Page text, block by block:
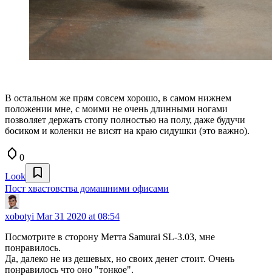
В остальном же прям совсем хорошо, в самом нижнем
положении мне, с моими не очень длинными ногами
позволяет держать стопу полностью на полу, даже будучи
босиком и коленки не висят на краю сидушки (это важно).
0
Look
Пост хвастовства домашними офисами
xobotyi Mar 31 2020 at 08:54
Посмотрите в сторону Метта Samurai SL-3.03, мне
понравилось.
Да, далеко не из дешевых, но своих денег стоит. Очень
понравилось что оно "тонкое".